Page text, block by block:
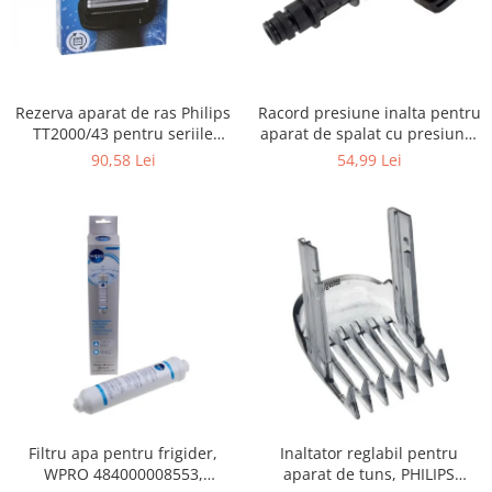
Gaming, Carti & Birotica
Birotica & Papetarie
Ingrijire personala & Cosmetice
Accesorii aparate de ras electrice
Accesorii aparate hair styling
personala
Aparate cosmetice
Articole Sanatate si Wellness
Consumabile sanitare
Cosmetice si produse ingrijire
personala
Igiena dentara
Jucarii, Copii & Bebe
Camera copilului
Hrana bebelusi
Rezerva aparat de ras Philips
TT2000/43 pentru seriile
Bodygroom 3000/5000/7000 si
90,58 Lei
Racord presiune inalta pentru
aparat de spalat cu presiune,
KARCHER 9.013-355.0, K4/K5
54,99 Lei
Filtru apa pentru frigider,
WPRO 484000008553,
Inaltator reglabil pentru
aparat de tuns, PHILIPS